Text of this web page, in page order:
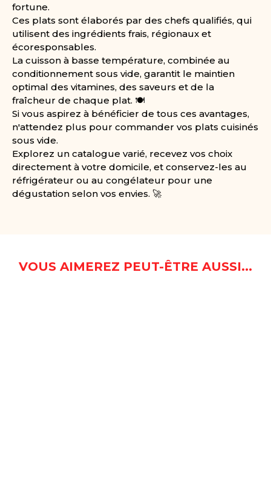
fortune.
Ces plats sont élaborés par des chefs qualifiés, qui
utilisent des ingrédients frais, régionaux et
écoresponsables.
La cuisson à basse température, combinée au
conditionnement sous vide, garantit le maintien
optimal des vitamines, des saveurs et de la
fraîcheur de chaque plat. 🍽️
Si vous aspirez à bénéficier de tous ces avantages,
n'attendez plus pour commander vos plats cuisinés
sous vide.
Explorez un catalogue varié, recevez vos choix
directement à votre domicile, et conservez-les au
réfrigérateur ou au congélateur pour une
dégustation selon vos envies. 🚀
VOUS AIMEREZ PEUT-ÊTRE AUSSI...